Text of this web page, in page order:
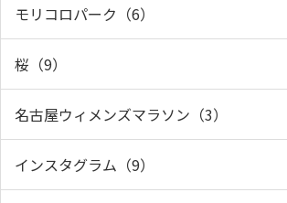
モリコロパーク（6）
桜（9）
名古屋ウィメンズマラソン（3）
インスタグラム（9）